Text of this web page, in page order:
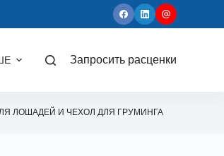
Запросить расценки
ЛОШАДЕЙ И ЧЕХОЛ ДЛЯ ГРУМИНГА